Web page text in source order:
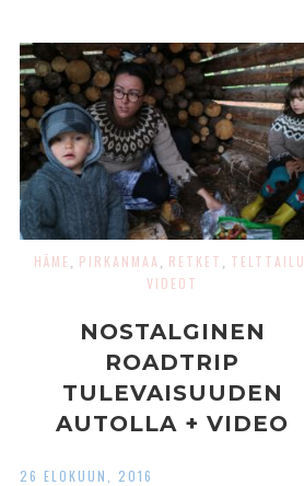
HÄME PIRKANMAA RETKET TELTTAILU
VIDEOT
NOSTALGINEN
ROADTRIP
TULEVAISUUDEN
AUTOLLA + VIDEO
26 ELOKUUN, 2016